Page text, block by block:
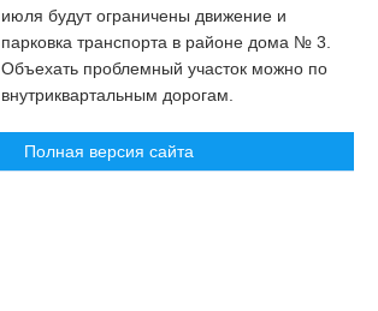
июля будут ограничены движение и
парковка транспорта в районе дома № 3.
Объехать проблемный участок можно по
внутриквартальным дорогам.
Полная версия сайта